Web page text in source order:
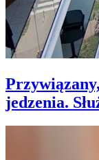
jedzenia.